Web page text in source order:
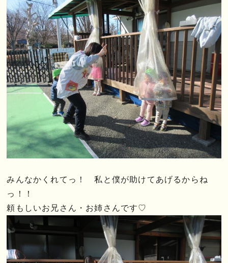
みんなかくれてっ！ 私と僕が助けてあげるからね
っ！！
頼もしいお兄さん・お姉さんです♡